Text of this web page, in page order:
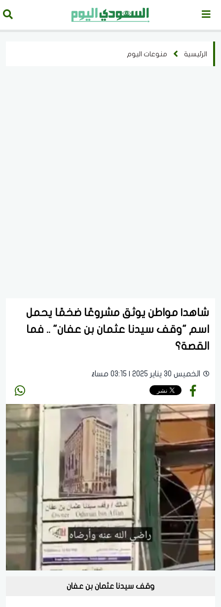
الرئيسية منوعات اليوم
شاهد| مواطن يوثق مشروعًا ضخمًا يحمل
اسم "وقف سيدنا عثمان بن عفان" .. فما
القصة؟
الخميس 30 يناير 2025 | 03:15 مساءً
وقف سيدنا عثمان بن عفان